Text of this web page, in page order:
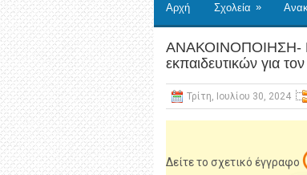
Αρχή Σχολεία »
ΑΝΑΚΟΙΝΟΠΟΙΗΣΗ-
εκπαιδευτικών για
Τρίτη, Ιουλίου 30, 2024
Δείτε το σχετικό έγγραφο